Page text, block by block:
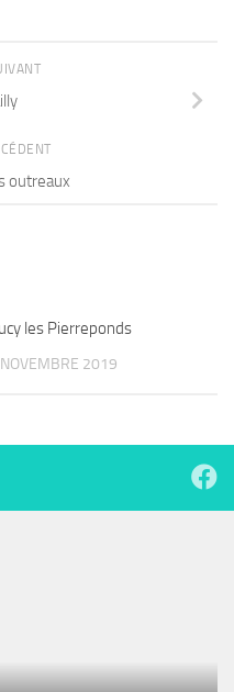
outreaux
les Pierreponds
2019